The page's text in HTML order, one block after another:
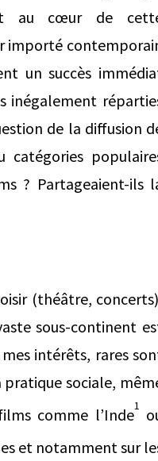
au cœur de
importé
un succès
inégalement
de la diffusion
catégories
? Partageaient-ils
(théâtre,
sous-continent
intérêts, rares
pratique sociale,
comme l’Inde1
et notamment sur